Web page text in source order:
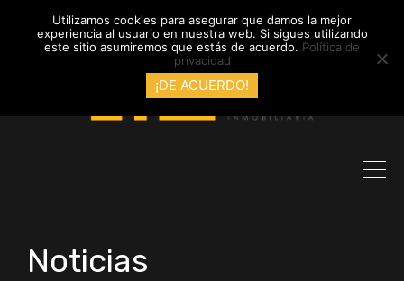
info@inmobiliariadyl.com
Noticias
Utilizamos cookies para asegurar que damos la mejor
experiencia al usuario en nuestra web. Si sigues utilizando
este sitio asumiremos que estás de acuerdo. Política de
privacidad
¡DE ACUERDO!